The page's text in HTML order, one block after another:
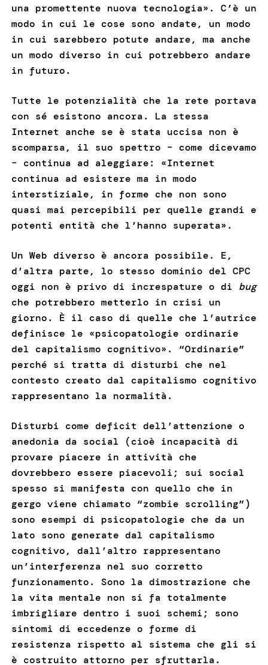
una promettente nuova tecnologia». C’è un
modo in cui le cose sono andate, un modo
in cui sarebbero potute andare, ma anche
un modo diverso in cui potrebbero andare
in futuro.
Tutte le potenzialità che la rete portava
con sé esistono ancora. La stessa
Internet anche se è stata uccisa non è
scomparsa, il suo spettro – come dicevamo
– continua ad aleggiare: «Internet
continua ad esistere ma in modo
interstiziale, in forme che non sono
quasi mai percepibili per quelle grandi e
potenti entità che l’hanno superata».
Un Web diverso è ancora possibile. E,
d’altra parte, lo stesso dominio del CPC
oggi non è privo di increspature o di bug
che potrebbero metterlo in crisi un
giorno. È il caso di quelle che l’autrice
definisce le «psicopatologie ordinarie
del capitalismo cognitivo». “Ordinarie”
perché si tratta di disturbi che nel
contesto creato dal capitalismo cognitivo
rappresentano la normalità.
Disturbi come deficit dell’attenzione o
anedonia da social (cioè incapacità di
provare piacere in attività che
dovrebbero essere piacevoli; sui social
spesso si manifesta con quello che in
gergo viene chiamato “zombie scrolling”)
sono esempi di psicopatologie che da un
lato sono generate dal capitalismo
cognitivo, dall’altro rappresentano
un’interferenza nel suo corretto
funzionamento. Sono la dimostrazione che
la vita mentale non si fa totalmente
imbrigliare dentro i suoi schemi; sono
sintomi di eccedenze o forme di
resistenza rispetto al sistema che gli si
è costruito attorno per sfruttarla.